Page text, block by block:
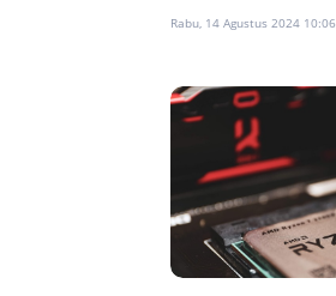
Rabu, 14 Agustus 2024 10:06